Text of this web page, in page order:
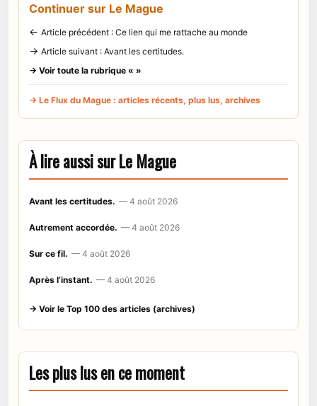
Continuer sur Le Mague
← Article précédent : Ce lien qui me rattache au monde
→ Article suivant : Avant les certitudes.
→ Voir toute la rubrique « »
→ Le Flux du Mague : articles récents, plus lus, archives
À lire aussi sur Le Mague
Avant les certitudes. — 4 août 2026
Autrement accordée. — 4 août 2026
Sur ce fil. — 4 août 2026
Après l’instant. — 4 août 2026
→ Voir le Top 100 des articles (archives)
Les plus lus en ce moment